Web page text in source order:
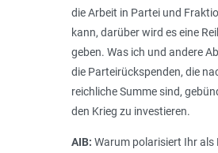
die Arbeit in Partei und
kann, darüber wird es eine
geben. Was ich und andere
die Parteirückspenden, die
reichliche Summe sind,
den Krieg zu investieren.
AIB: Warum polarisiert Ihr als